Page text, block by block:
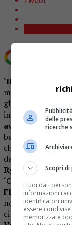
Aggiungi OA
‘IF’ (acronimo di
magica storia di
gli amici
insolito
avventura
per
bambini. A
che interpreta
da
John Krasinski
Ryan Reynolds,
‘Oppenheimer’
Fleming(che
nonna). A dare la
ci sonoMatt
delle
ricerche
Scopri di
I tuoi dati
informazioni
identificatori
essere
memorizzate